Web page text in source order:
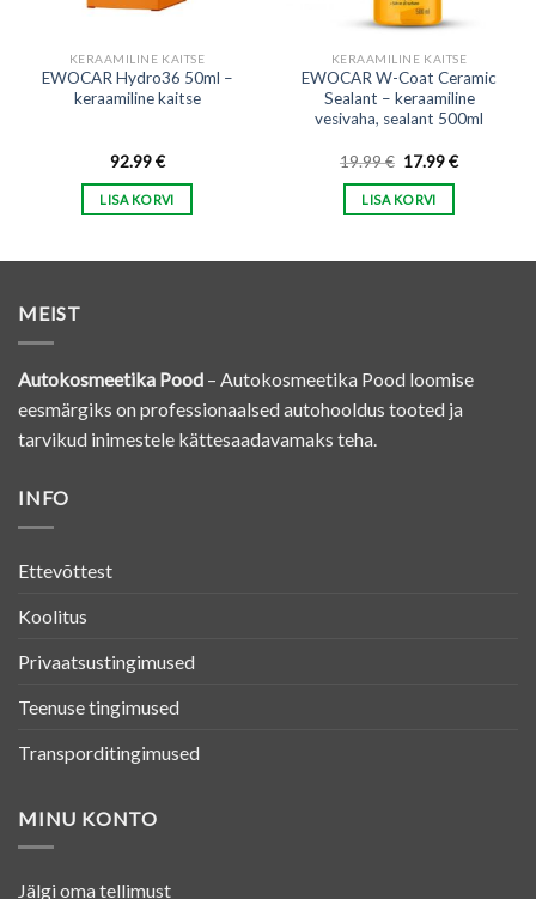
KERAAMILINE KAITSE
EWOCAR Hydro36 50ml –
keraamiline kaitse
92.99€
LISA KORVI
KERAAMILINE KAITSE
EWOCAR W-Coat Ceramic
Sealant – keraamiline
vesivaha, sealant 500ml
19.99€ Algne
oli:
19.99 €.
17.99€Praegune
LISA KORVI
MEIST
Autokosmeetika Pood – Autokosmeetika Pood loomise
eesmärgiks on professionaalsed autohooldus tooted ja
tarvikud inimestele kättesaadavamaks teha.
INFO
Ettevõttest
Koolitus
Privaatsustingimused
Teenuse tingimused
Transporditingimused
MINU KONTO
Jälgi oma tellimust